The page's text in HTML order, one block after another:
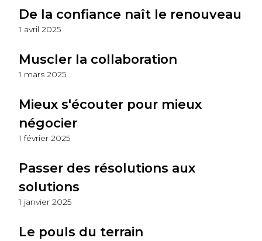
De la confiance naît le renouveau
1 avril 2025
Muscler la collaboration
1 mars 2025
Mieux s'écouter pour mieux
négocier
1 février 2025
Passer des résolutions aux
solutions
1 janvier 2025
Le pouls du terrain